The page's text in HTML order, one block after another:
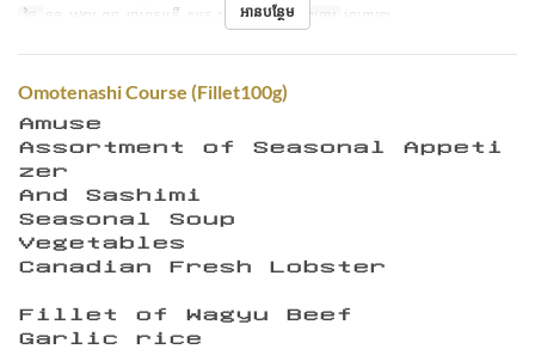
ថ្ងៃ ចន្ទ, អង្គារ, ពុធ, ព្រហស្បតិ៍, សុក្រ, សៅរ៍, ថ្ងៃឈប់ អាហារ អាហារឡ
អានបន្ថែម
Omotenashi Course (Fillet100g)
Ａｍｕｓｅ
Ａｓｓｏｒｔｍｅｎｔ ｏｆ Ｓｅａｓｏｎａｌ Ａｐｐｅｔｉ
ｚｅｒ
Ａｎｄ Ｓａｓｈｉｍｉ
Ｓｅａｓｏｎａｌ Ｓｏｕｐ
Ｖｅｇｅｔａｂｌｅｓ
Ｃａｎａｄｉａｎ Ｆｒｅｓｈ Ｌｏｂｓｔｅｒ
Ｆｉｌｌｅｔ ｏｆ Ｗａｇｙｕ Ｂｅｅｆ
Ｇａｒｌｉｃ ｒｉｃｅ